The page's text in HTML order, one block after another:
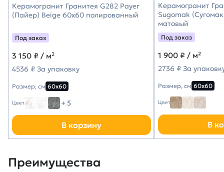
Керамогранит Гранитея G282 Payer
(Пайер) Beige 60х60 полированный
Под заказ
3 150 ₽ / м²
4536 ₽ За упаковку
Размер, см 60х60
Цвет + 5
В корзину
Керамогранит
Sugomak
матовый
Под заказ
1 900 ₽ / м²
2736 ₽ За
Размер, см 60х60
Цвет
В
Преимущества